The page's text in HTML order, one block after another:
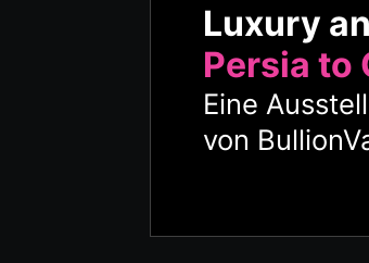
Luxury
Persia to
Eine
von